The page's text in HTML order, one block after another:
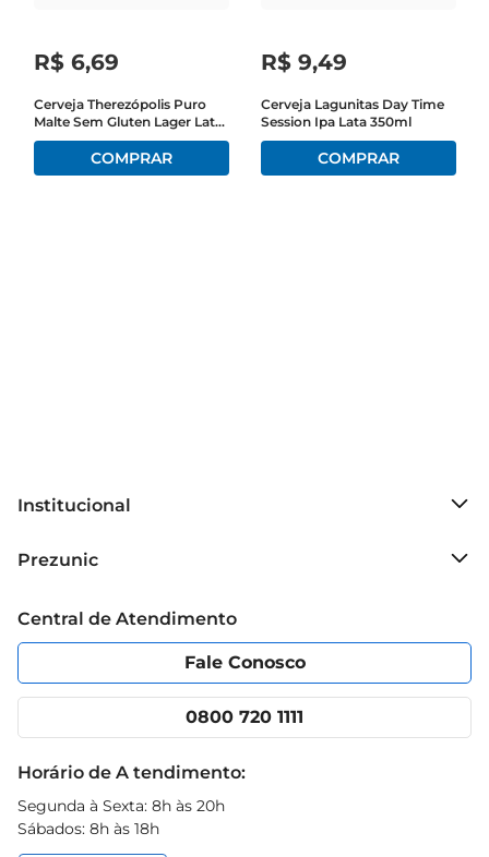
R$ 6,69
Cerveja Therezópolis Puro
Malte Sem Gluten Lager Lata
473ml
R$ 9,49
Cerveja Lagunitas Day Time
Session Ipa Lata 350ml
Institucional
Grupo Cencosud
Política de Privacidade
Portal do fornecedor
Cencosud Media
Prezunic
Código de Ética
App Prezunic
Central de Atendimento
Fale Conosco
0800 720 1111
Horário de A tendimento:
Segunda à Sexta: 8h às 20h
Sábados: 8h às 18h